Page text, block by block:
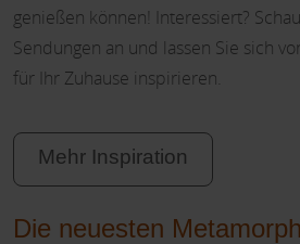
genießen können! Interessiert?
Sendungen an und lassen Sie sich
für Ihr Zuhause inspirieren.
Mehr Inspiration
Die neuesten